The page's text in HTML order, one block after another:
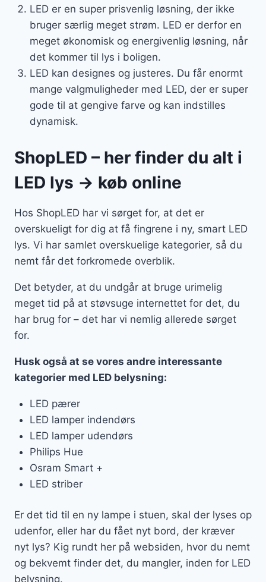
LED er en super prisvenlig løsning, der ikke
bruger særlig meget strøm. LED er derfor en
meget økonomisk og energivenlig løsning, når
det kommer til lys i boligen.
LED kan designes og justeres. Du får enormt
mange valgmuligheder med LED, der er super
gode til at gengive farve og kan indstilles
dynamisk.
ShopLED – her finder du alt i
LED lys → køb online
Hos ShopLED har vi sørget for, at det er
overskueligt for dig at få fingrene i ny, smart LED
lys. Vi har samlet overskuelige kategorier, så du
nemt får det forkromede overblik.
Det betyder, at du undgår at bruge urimelig
meget tid på at støvsuge internettet for det, du
har brug for – det har vi nemlig allerede sørget
for.
Husk også at se vores andre interessante
kategorier med LED belysning:
LED pærer
LED lamper indendørs
LED lamper udendørs
Philips Hue
Osram Smart +
LED striber
Er det tid til en ny lampe i stuen, skal der lyses op
udenfor, eller har du fået nyt bord, der kræver
nyt lys? Kig rundt her på websiden, hvor du nemt
og bekvemt finder det, du mangler, inden for LED
belysning.